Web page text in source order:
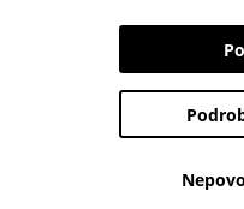
poskytli nebo které získali v
služby. Tyto údaje zahrnují
adresu a další informace
Nezbytné cookies
Marketingové cookies
Analytické cookies
Údaje o uživatelích